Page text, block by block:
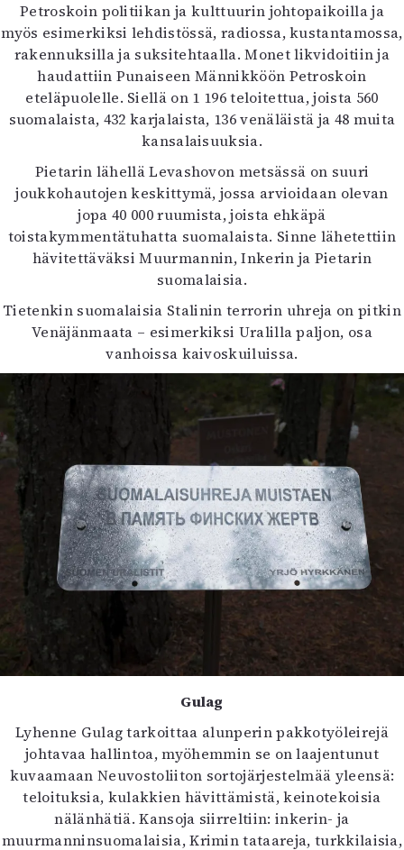
Petroskoin politiikan ja kulttuurin johtopaikoilla ja
myös esimerkiksi lehdistössä, radiossa, kustantamossa,
rakennuksilla ja suksitehtaalla. Monet likvidoitiin ja
haudattiin Punaiseen Männikköön Petroskoin
eteläpuolelle. Siellä on 1 196 teloitettua, joista 560
suomalaista, 432 karjalaista, 136 venäläistä ja 48 muita
kansalaisuuksia.
Pietarin lähellä Levashovon metsässä on suuri
joukkohautojen keskittymä, jossa arvioidaan olevan
jopa 40 000 ruumista, joista ehkäpä
toistakymmentätuhatta suomalaista. Sinne lähetettiin
hävitettäväksi Muurmannin, Inkerin ja Pietarin
suomalaisia.
Tietenkin suomalaisia Stalinin terrorin uhreja on pitkin
Venäjänmaata – esimerkiksi Uralilla paljon, osa
vanhoissa kaivoskuiluissa.
Gulag
Lyhenne Gulag tarkoittaa alunperin pakkotyöleirejä
johtavaa hallintoa, myöhemmin se on laajentunut
kuvaamaan Neuvostoliiton sortojärjestelmää yleensä:
teloituksia, kulakkien hävittämistä, keinotekoisia
nälänhätiä. Kansoja siirreltiin: inkerin- ja
muurmanninsuomalaisia, Krimin tataareja, turkkilaisia,